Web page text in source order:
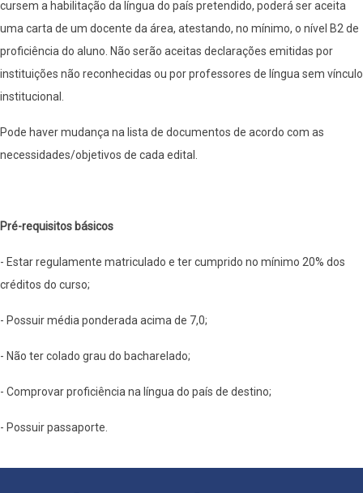
cursem a habilitação da língua do país pretendido, poderá ser aceita
uma carta de um docente da área, atestando, no mínimo, o nível B2 de
proficiência do aluno. Não serão aceitas declarações emitidas por
instituições não reconhecidas ou por professores de língua sem vínculo
institucional.
Pode haver mudança na lista de documentos de acordo com as
necessidades/objetivos de cada edital.
Pré-requisitos básicos
- Estar regulamente matriculado e ter cumprido no mínimo 20% dos
créditos do curso;
- Possuir média ponderada acima de 7,0;
- Não ter colado grau do bacharelado;
- Comprovar proficiência na língua do país de destino;
- Possuir passaporte.